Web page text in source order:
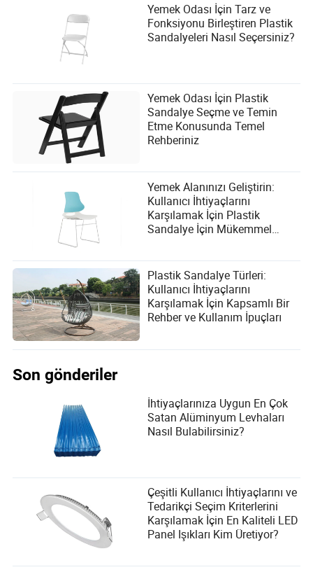
Yemek Odası İçin Tarz ve
Fonksiyonu Birleştiren Plastik
Sandalyeleri Nasıl Seçersiniz?
Yemek Odası İçin Plastik
Sandalye Seçme ve Temin
Etme Konusunda Temel
Rehberiniz
Yemek Alanınızı Geliştirin:
Kullanıcı İhtiyaçlarını
Karşılamak İçin Plastik
Sandalye İçin Mükemmel
Plastik Sandalye Türleri:
Kullanıcı İhtiyaçlarını
Karşılamak İçin Kapsamlı Bir
Rehber ve Kullanım İpuçları
Son gönderiler
İhtiyaçlarınıza Uygun En Çok
Satan Alüminyum Levhaları
Nasıl Bulabilirsiniz?
Çeşitli Kullanıcı İhtiyaçlarını ve
Tedarikçi Seçim Kriterlerini
Karşılamak İçin En Kaliteli LED
Panel Işıkları Kim Üretiyor?